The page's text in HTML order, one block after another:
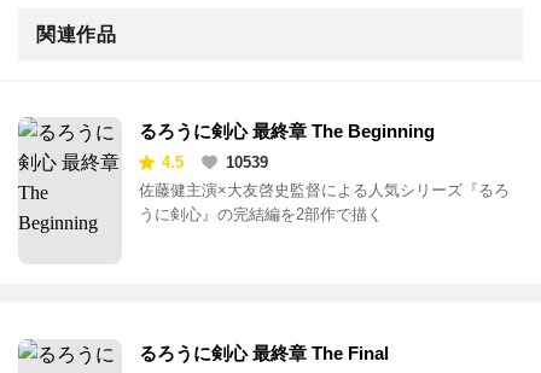
関連作品
るろうに剣心 最終章 The Beginning
4.5
10539
佐藤健主演×大友啓史監督による人気シリーズ『るろ
うに剣心』の完結編を2部作で描く
るろうに剣心 最終章 The Final